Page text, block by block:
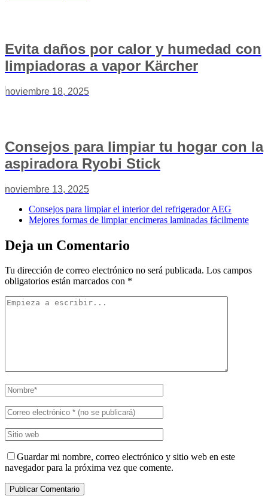
Evita daños por calor y humedad con
limpiadoras a vapor Kärcher
noviembre 18, 2025
Consejos para limpiar tu hogar con la
aspiradora Ryobi Stick
noviembre 13, 2025
Consejos para limpiar el interior del refrigerador AEG
Mejores formas de limpiar encimeras laminadas fácilmente
Deja un Comentario
Tu dirección de correo electrónico no será publicada. Los campos
obligatorios están marcados con *
Guardar mi nombre, correo electrónico y sitio web en este
navegador para la próxima vez que comente.